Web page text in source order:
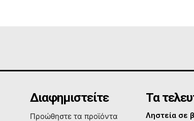
Διαφημιστείτε
Προώθηστε τα προϊόντα
Τα
Ληστεία σε